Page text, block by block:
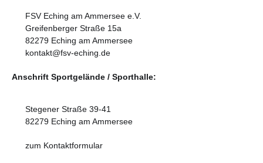
FSV Eching am Ammersee e.V.
Greifenberger Straße 15a
82279 Eching am Ammersee
kontakt@fsv-eching.de
Anschrift Sportgelände / Sporthalle:
Stegener Straße 39-41
82279 Eching am Ammersee
zum Kontaktformular